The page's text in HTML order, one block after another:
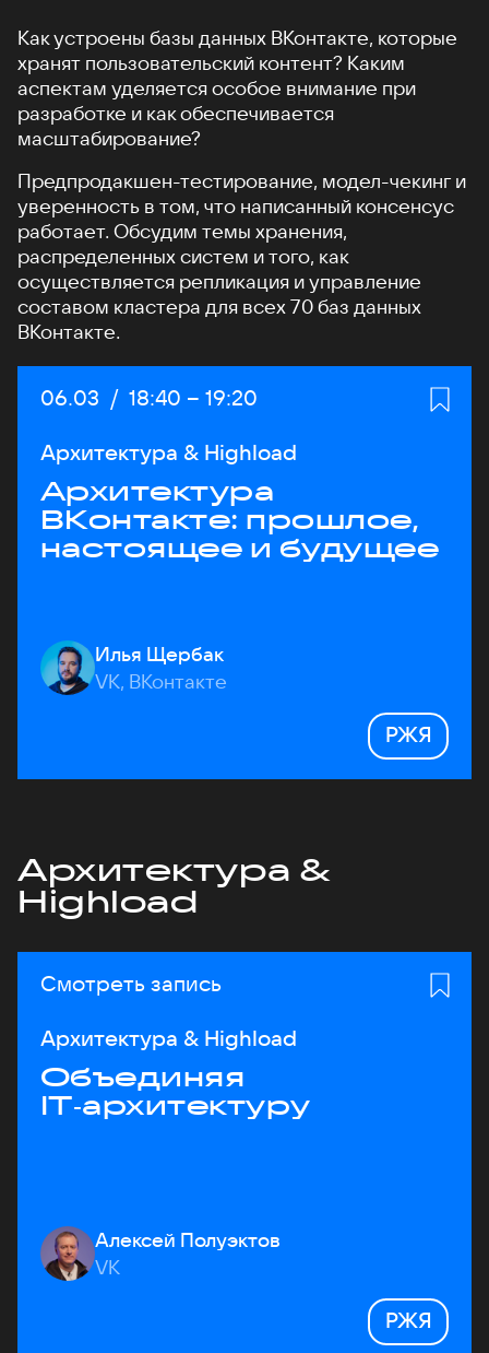
Как устроены базы данных ВКонтакте, которые
хранят пользовательский контент? Каким
аспектам уделяется особое внимание при
разработке и как обеспечивается
масштабирование?
Предпродакшен-тестирование, модел-чекинг и
уверенность в том, что написанный консенсус
работает. Обсудим темы хранения,
распределенных систем и того, как
осуществляется репликация и управление
составом кластера для всех 70 баз данных
ВКонтакте.
Дата:
06.03 / Начало:
18:40 – Конец:
19:20
Архитектура & Highload
Архитектура
ВКонтакте: прошлое,
настоящее и будущее
Илья Щербак
VK, ВКонтакте
РЖЯ
Архитектура &
Highload
Смотреть запись
Архитектура & Highload
Объединяя
IT‑архитектуру
Алексей Полуэктов
VK
РЖЯ